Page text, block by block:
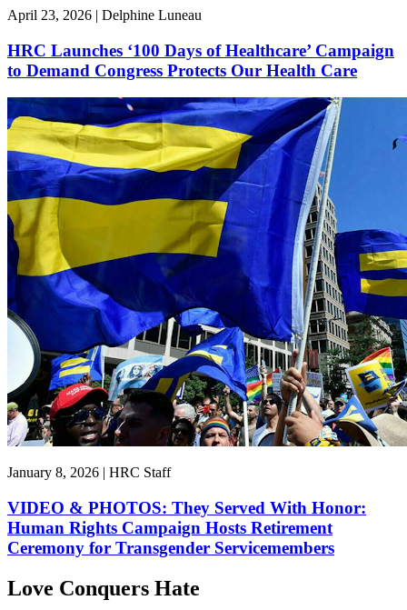
April 23, 2026 | Delphine Luneau
HRC Launches ‘100 Days of Healthcare’ Campaign
to Demand Congress Protects Our Health Care
January 8, 2026 | HRC Staff
VIDEO & PHOTOS: They Served With Honor:
Human Rights Campaign Hosts Retirement
Ceremony for Transgender Servicemembers
Love Conquers Hate